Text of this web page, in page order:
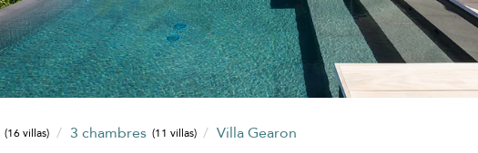
(16 villas) 3 chambres (11 villas) Villa Gearon